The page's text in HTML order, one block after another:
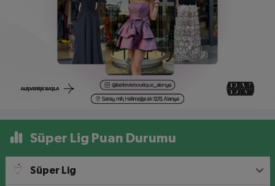
Süper Lig Puan Durumu
Süper Lig